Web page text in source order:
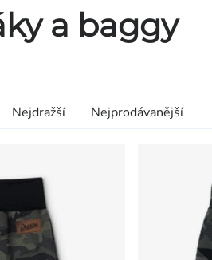
a baggy
Nejdražší Nejprodávanější